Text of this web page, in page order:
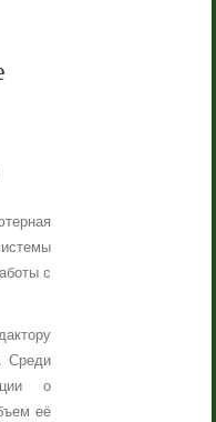
с
Среди
о
её